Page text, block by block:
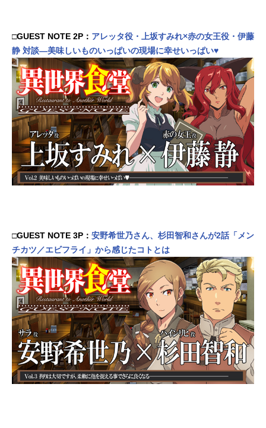
□GUEST NOTE 2P： アレッタ役・上坂すみれ×赤の女王役・伊藤
静 対談―美味しいものいっぱいの現場に幸せいっぱい♥
□GUEST NOTE 3P： 安野希世乃さん、杉田智和さんが2話「メン
チカツ／エビフライ」から感じたコトとは